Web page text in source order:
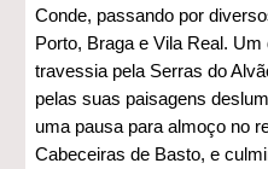
Conde, passando por
Porto, Braga e Vila Real.
travessia pela Serras do
pelas suas paisagens
uma pausa para almoço no
Cabeceiras de Basto, e